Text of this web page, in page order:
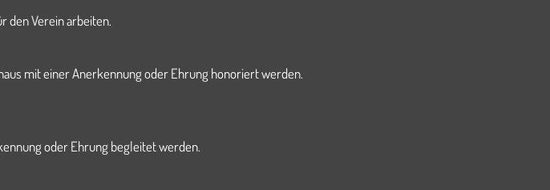
den Verein arbeiten.
mit einer Anerkennung oder Ehrung honoriert werden.
oder Ehrung begleitet werden.